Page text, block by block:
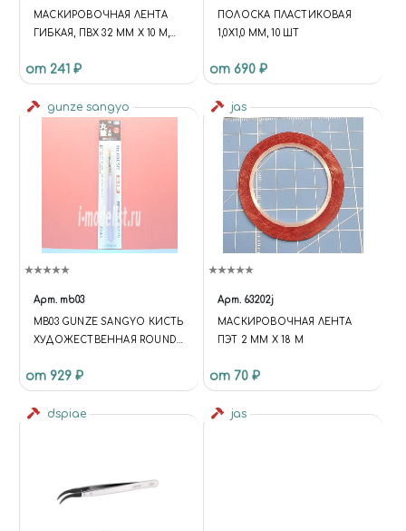
МАСКИРОВОЧНАЯ ЛЕНТА
ГИБКАЯ, ПВХ 32 ММ Х 10 М,
от 241 ₽
ПОЛОСКА ПЛАСТИКОВАЯ
1,0Х1,0 ММ, 10 ШТ
от 690 ₽
gunze sangyo
Арт. mb03
MB03 GUNZE SANGYO КИСТЬ
ХУДОЖЕСТВЕННАЯ ROUND
от 929 ₽
jas
Арт. 63202j
МАСКИРОВОЧНАЯ ЛЕНТА
ПЭТ 2 ММ Х 18 М
от 70 ₽
dspiae jas